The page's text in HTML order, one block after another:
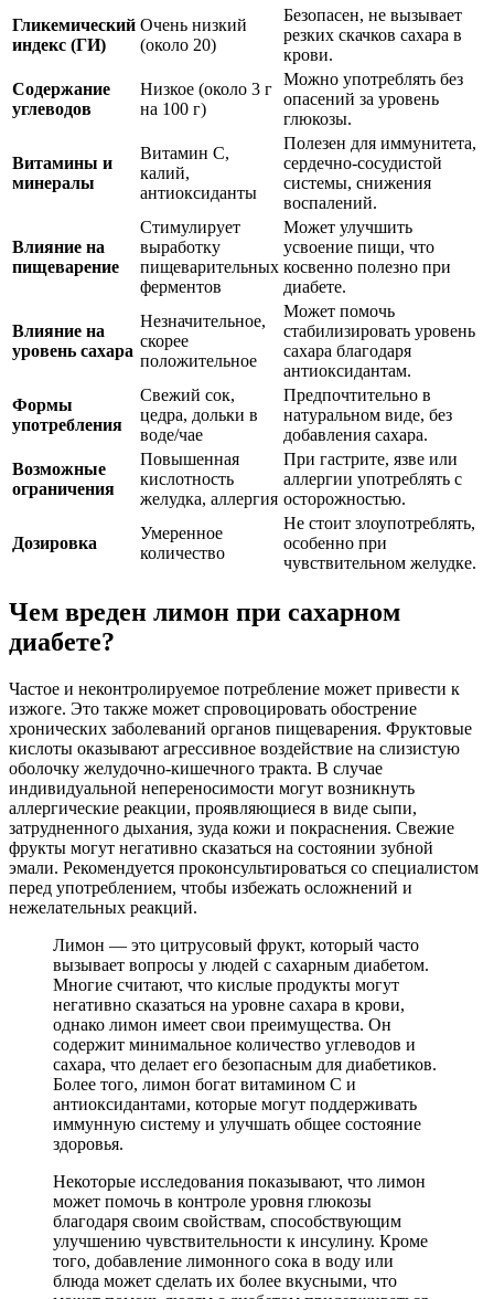
Гликемический
индекс (ГИ)
Очень низкий
(около 20)
Безопасен, не вызывает
резких скачков сахара в
крови.
Содержание
углеводов
Низкое (около 3 г
на 100 г)
Можно употреблять без
опасений за уровень
глюкозы.
Витамины и
минералы
Витамин C,
калий,
антиоксиданты
Полезен для иммунитета,
сердечно-сосудистой
системы, снижения
воспалений.
Влияние на
пищеварение
Стимулирует
выработку
пищеварительных
ферментов
Может улучшить
усвоение пищи, что
косвенно полезно при
диабете.
Влияние на
уровень сахара
Незначительное,
скорее
положительное
Может помочь
стабилизировать уровень
сахара благодаря
антиоксидантам.
Формы
употребления
Свежий сок,
цедра, дольки в
воде/чае
Предпочтительно в
натуральном виде, без
добавления сахара.
Возможные
ограничения
Повышенная
кислотность
желудка, аллергия
При гастрите, язве или
аллергии употреблять с
осторожностью.
Дозировка
Умеренное
количество
Не стоит злоупотреблять,
особенно при
чувствительном желудке.
Чем вреден лимон при сахарном
диабете?
Частое и неконтролируемое потребление может привести к
изжоге. Это также может спровоцировать обострение
хронических заболеваний органов пищеварения. Фруктовые
кислоты оказывают агрессивное воздействие на слизистую
оболочку желудочно-кишечного тракта. В случае
индивидуальной непереносимости могут возникнуть
аллергические реакции, проявляющиеся в виде сыпи,
затрудненного дыхания, зуда кожи и покраснения. Свежие
фрукты могут негативно сказаться на состоянии зубной
эмали. Рекомендуется проконсультироваться со специалистом
перед употреблением, чтобы избежать осложнений и
нежелательных реакций.
Лимон — это цитрусовый фрукт, который часто
вызывает вопросы у людей с сахарным диабетом.
Многие считают, что кислые продукты могут
негативно сказаться на уровне сахара в крови,
однако лимон имеет свои преимущества. Он
содержит минимальное количество углеводов и
сахара, что делает его безопасным для диабетиков.
Более того, лимон богат витамином C и
антиоксидантами, которые могут поддерживать
иммунную систему и улучшать общее состояние
здоровья.
Некоторые исследования показывают, что лимон
может помочь в контроле уровня глюкозы
благодаря своим свойствам, способствующим
улучшению чувствительности к инсулину. Кроме
того, добавление лимонного сока в воду или
блюда может сделать их более вкусными, что